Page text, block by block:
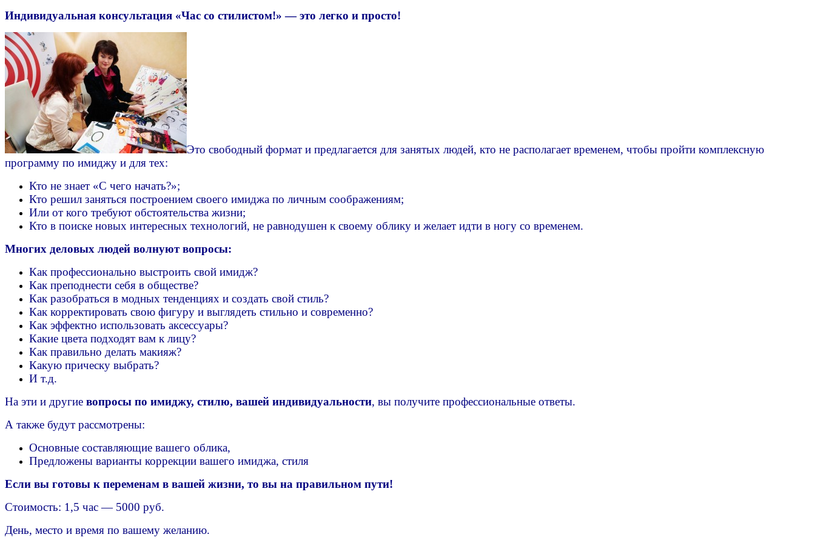
Индивидуальная консультация «Час со стилистом!» — это легко и просто!
Это свободный формат и предлагается для занятых людей, кто не располагает временем, чтобы пройти комплексную
программу по имиджу и для тех:
Кто не знает «С чего начать?»;
Кто решил заняться построением своего имиджа по личным соображениям;
Или от кого требуют обстоятельства жизни;
Кто в поиске новых интересных технологий, не равнодушен к своему облику и желает идти в ногу со временем.
Многих деловых людей волнуют вопросы:
Как профессионально выстроить свой имидж?
Как преподнести себя в обществе?
Как разобраться в модных тенденциях и создать свой стиль?
Как корректировать свою фигуру и выглядеть стильно и современно?
Как эффектно использовать аксессуары?
Какие цвета подходят вам к лицу?
Как правильно делать макияж?
Какую прическу выбрать?
И т.д.
На эти и другие вопросы по имиджу, стилю, вашей индивидуальности, вы получите профессиональные ответы.
А также будут рассмотрены:
Основные составляющие вашего облика,
Предложены варианты коррекции вашего имиджа, стиля
Если вы готовы к переменам в вашей жизни, то вы на правильном пути!
Стоимость: 1,5 час — 5000 руб.
День, место и время по вашему желанию.